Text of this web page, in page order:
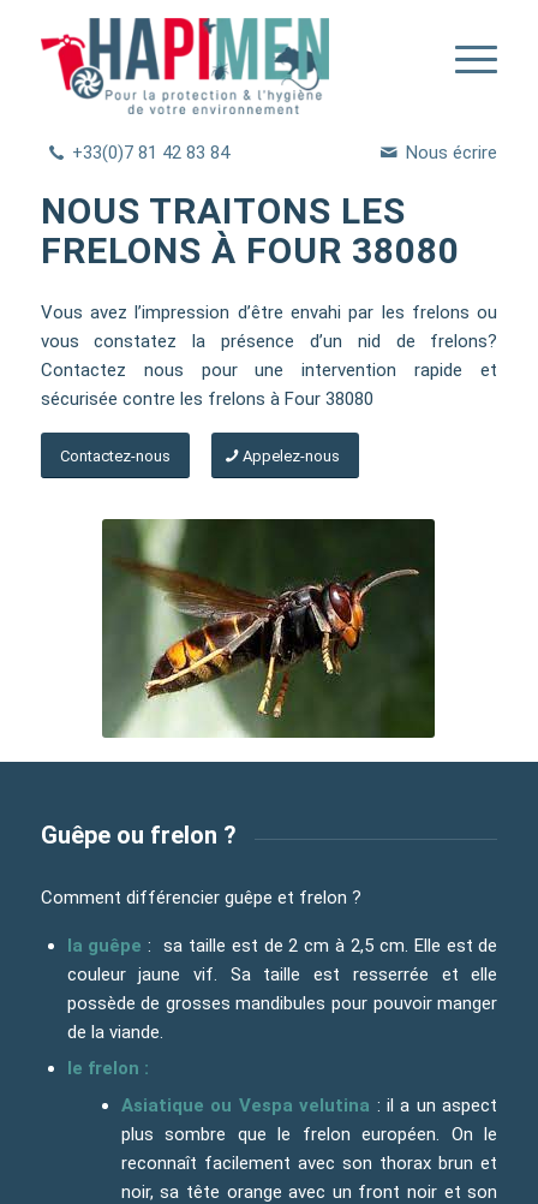
+33(0)7 81 42 83 84 Nous écrire
NOUS TRAITONS LES
FRELONS À FOUR 38080
Vous avez l’impression d’être envahi par les frelons ou
vous constatez la présence d’un nid de frelons?
Contactez nous pour une intervention rapide et
sécurisée contre les frelons à Four 38080
Contactez-nous Appelez-nous
Guêpe ou frelon ?
Comment différencier guêpe et frelon ?
la guêpe : sa taille est de 2 cm à 2,5 cm. Elle est de
couleur jaune vif. Sa taille est resserrée et elle
possède de grosses mandibules pour pouvoir manger
de la viande.
le frelon :
Asiatique ou Vespa velutina : il a un aspect
plus sombre que le frelon européen. On le
reconnaît facilement avec son thorax brun et
noir, sa tête orange avec un front noir et son